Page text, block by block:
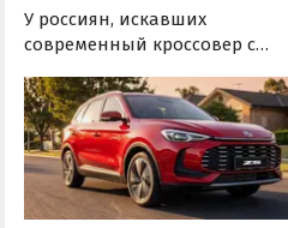
У россиян, искавших
современный кроссовер с
доступной цене, теперь есть
еще один вариант с
рынка — MG ZS. В Китае он
стоит от 900 000 рублей по
текущему курсу, а в РФ с
всех расходов за него нужно